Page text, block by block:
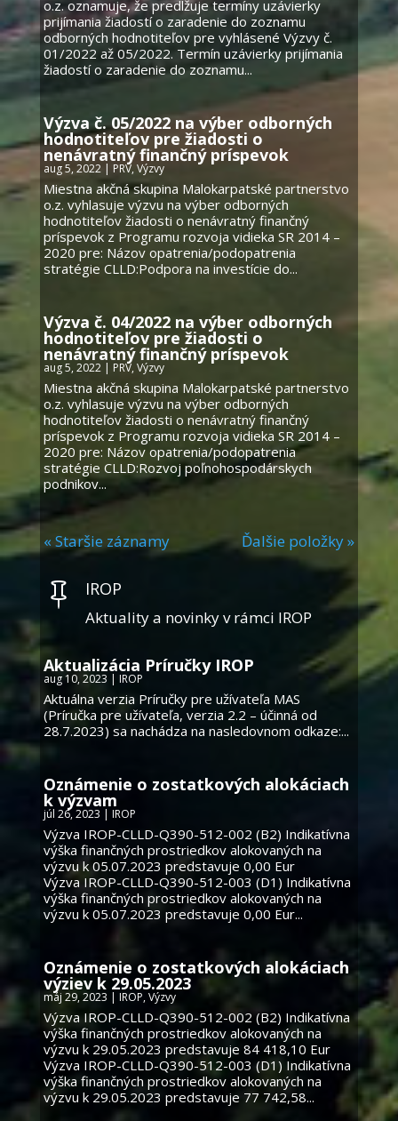
o.z. oznamuje, že predlžuje termíny uzávierky
prijímania žiadostí o zaradenie do zoznamu
odborných hodnotiteľov pre vyhlásené Výzvy č.
01/2022 až 05/2022. Termín uzávierky prijímania
žiadostí o zaradenie do zoznamu...
Výzva č. 05/2022 na výber odborných
hodnotiteľov pre žiadosti o
nenávratný finančný príspevok
aug 5, 2022 | PRV,Výzvy
Miestna akčná skupina Malokarpatské partnerstvo
o.z. vyhlasuje výzvu na výber odborných
hodnotiteľov žiadosti o nenávratný finančný
príspevok z Programu rozvoja vidieka SR 2014 –
2020 pre: Názov opatrenia/podopatrenia
stratégie CLLD:Podpora na investície do...
Výzva č. 04/2022 na výber odborných
hodnotiteľov pre žiadosti o
nenávratný finančný príspevok
aug 5, 2022 | PRV,Výzvy
Miestna akčná skupina Malokarpatské partnerstvo
o.z. vyhlasuje výzvu na výber odborných
hodnotiteľov žiadosti o nenávratný finančný
príspevok z Programu rozvoja vidieka SR 2014 –
2020 pre: Názov opatrenia/podopatrenia
stratégie CLLD:Rozvoj poľnohospodárskych
podnikov...
« Staršie záznamy Ďalšie položky »
 IROP
Aktuality a novinky v rámci IROP
Aktualizácia Príručky IROP
aug 10, 2023 |IROP
Aktuálna verzia Príručky pre užívateľa MAS
(Príručka pre užívateľa, verzia 2.2 – účinná od
28.7.2023) sa nachádza na nasledovnom odkaze:...
Oznámenie o zostatkových alokáciach
k výzvam
júl 26, 2023 | IROP
Výzva IROP-CLLD-Q390-512-002 (B2) Indikatívna
výška finančných prostriedkov alokovaných na
výzvu k 05.07.2023 predstavuje 0,00 Eur
Výzva IROP-CLLD-Q390-512-003 (D1) Indikatívna
výška finančných prostriedkov alokovaných na
výzvu k 05.07.2023 predstavuje 0,00 Eur...
Oznámenie o zostatkových alokáciach
výziev k 29.05.2023
máj 29, 2023 | IROP,Výzvy
Výzva IROP-CLLD-Q390-512-002 (B2) Indikatívna
výška finančných prostriedkov alokovaných na
výzvu k 29.05.2023 predstavuje 84 418,10 Eur
Výzva IROP-CLLD-Q390-512-003 (D1) Indikatívna
výška finančných prostriedkov alokovaných na
výzvu k 29.05.2023 predstavuje 77 742,58...